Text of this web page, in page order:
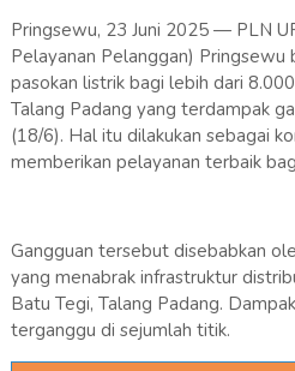
Pringsewu, 23 Juni 2025 — PLN
Pelayanan Pelanggan)
pasokan listrik bagi lebih dari
Talang Padang yang terdampak
(18/6). Hal itu dilakukan sebagai
memberikan pelayanan terbaik
Gangguan tersebut disebabkan
yang menabrak infrastruktur
Batu Tegi, Talang Padang.
terganggu di sejumlah titik.